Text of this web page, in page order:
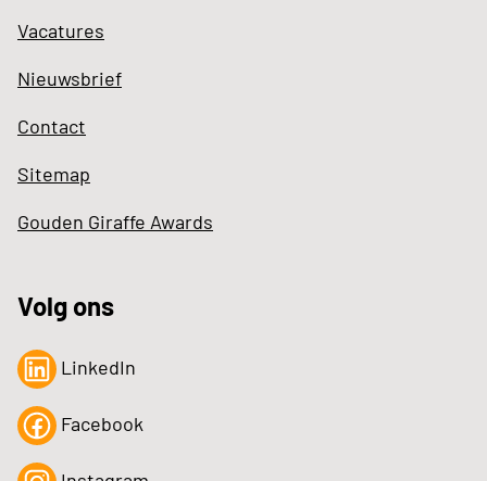
Vacatures
Nieuwsbrief
Contact
Sitemap
Gouden Giraffe Awards
Volg ons
LinkedIn
Facebook